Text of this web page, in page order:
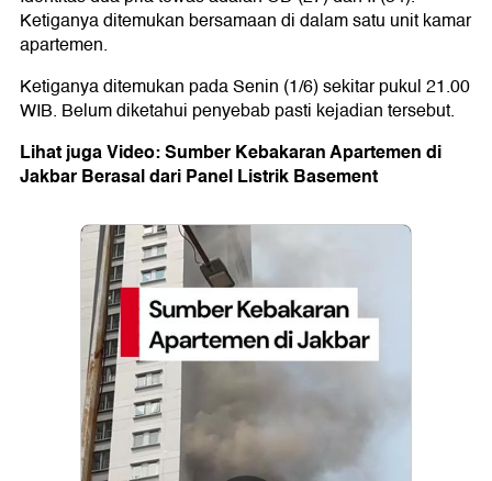
Ketiganya ditemukan bersamaan di dalam satu unit kamar
apartemen.
Ketiganya ditemukan pada Senin (1/6) sekitar pukul 21.00
WIB. Belum diketahui penyebab pasti kejadian tersebut.
Lihat juga Video: Sumber Kebakaran Apartemen di
Jakbar Berasal dari Panel Listrik Basement